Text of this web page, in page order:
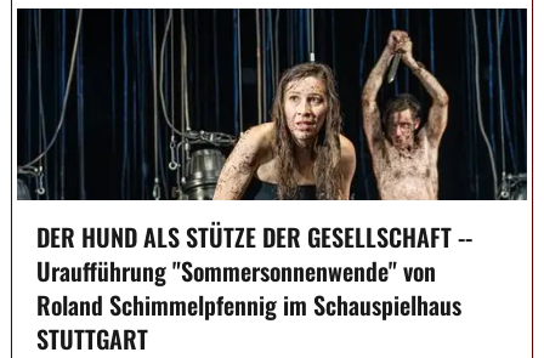
DER HUND ALS STÜTZE DER GESELLSCHAFT --
Uraufführung "Sommersonnenwende" von
Roland Schimmelpfennig im Schauspielhaus
STUTTGART